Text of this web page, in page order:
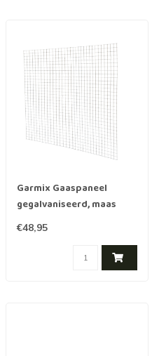
Garmix Gaaspaneel
gegalvaniseerd, maas
5x5cm, 180x180cm
€48,95